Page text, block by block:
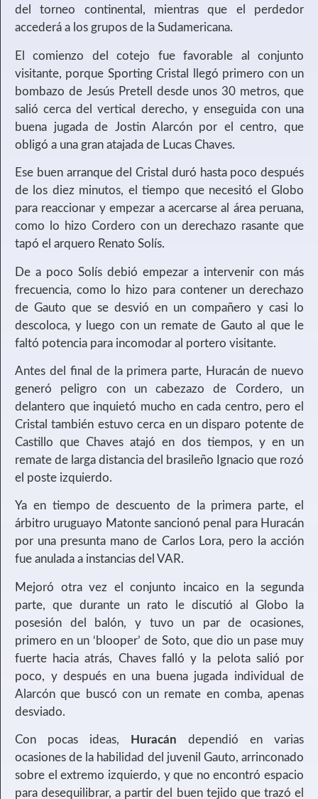
del torneo continental, mientras que el perdedor
accederá a los grupos de la Sudamericana.
El comienzo del cotejo fue favorable al conjunto
visitante, porque Sporting Cristal llegó primero con un
bombazo de Jesús Pretell desde unos 30 metros, que
salió cerca del vertical derecho, y enseguida con una
buena jugada de Jostin Alarcón por el centro, que
obligó a una gran atajada de Lucas Chaves.
Ese buen arranque del Cristal duró hasta poco después
de los diez minutos, el tiempo que necesitó el Globo
para reaccionar y empezar a acercarse al área peruana,
como lo hizo Cordero con un derechazo rasante que
tapó el arquero Renato Solís.
De a poco Solís debió empezar a intervenir con más
frecuencia, como lo hizo para contener un derechazo
de Gauto que se desvió en un compañero y casi lo
descoloca, y luego con un remate de Gauto al que le
faltó potencia para incomodar al portero visitante.
Antes del final de la primera parte, Huracán de nuevo
generó peligro con un cabezazo de Cordero, un
delantero que inquietó mucho en cada centro, pero el
Cristal también estuvo cerca en un disparo potente de
Castillo que Chaves atajó en dos tiempos, y en un
remate de larga distancia del brasileño Ignacio que rozó
el poste izquierdo.
Ya en tiempo de descuento de la primera parte, el
árbitro uruguayo Matonte sancionó penal para Huracán
por una presunta mano de Carlos Lora, pero la acción
fue anulada a instancias del VAR.
Mejoró otra vez el conjunto incaico en la segunda
parte, que durante un rato le discutió al Globo la
posesión del balón, y tuvo un par de ocasiones,
primero en un ‘blooper’ de Soto, que dio un pase muy
fuerte hacia atrás, Chaves falló y la pelota salió por
poco, y después en una buena jugada individual de
Alarcón que buscó con un remate en comba, apenas
desviado.
Con pocas ideas, Huracán dependió en varias
ocasiones de la habilidad del juvenil Gauto, arrinconado
sobre el extremo izquierdo, y que no encontró espacio
para desequilibrar, a partir del buen tejido que trazó el